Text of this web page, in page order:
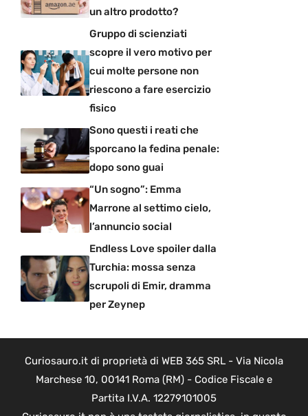
un altro prodotto?
Gruppo di scienziati
scopre il vero motivo per
cui molte persone non
riescono a fare esercizio
fisico
Sono questi i reati che
sporcano la fedina penale:
dopo sono guai
“Un sogno”: Emma
Marrone al settimo cielo,
l’annuncio social
Endless Love spoiler dalla
Turchia: mossa senza
scrupoli di Emir, dramma
per Zeynep
Curiosauro.it di proprietà di WEB 365 SRL - Via Nicola
Marchese 10, 00141 Roma (RM) - Codice Fiscale e
Partita I.V.A. 12279101005